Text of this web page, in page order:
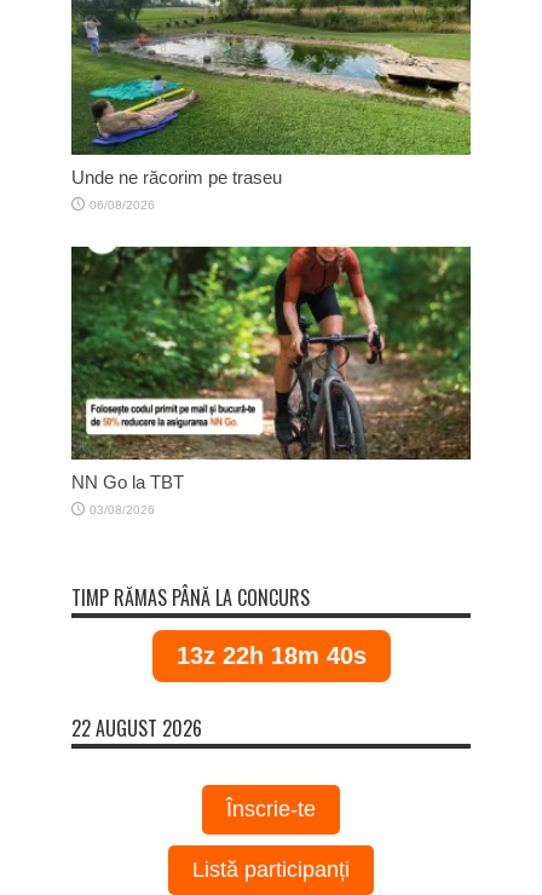
Unde ne răcorim pe traseu
06/08/2026
NN Go la TBT
03/08/2026
TIMP RĂMAS PÂNĂ LA CONCURS
13z 22h 18m 40s
22 AUGUST 2026
Înscrie-te
Listă participanți